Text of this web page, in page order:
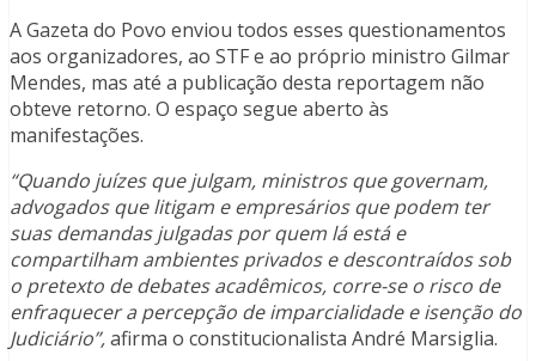
A Gazeta do Povo enviou todos esses questionamentos
aos organizadores, ao STF e ao próprio ministro Gilmar
Mendes, mas até a publicação desta reportagem não
obteve retorno. O espaço segue aberto às
manifestações.
“Quando juízes que julgam, ministros que governam,
advogados que litigam e empresários que podem ter
suas demandas julgadas por quem lá está e
compartilham ambientes privados e descontraídos sob
o pretexto de debates acadêmicos, corre-se o risco de
enfraquecer a percepção de imparcialidade e isenção do
Judiciário”,afirma o constitucionalista André Marsiglia.